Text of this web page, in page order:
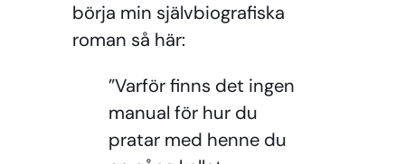
börja min självbiografiska
roman så här:
”Varför finns det ingen
manual för hur du
pratar med henne du